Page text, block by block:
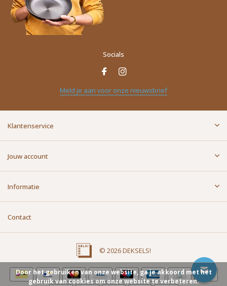
Socials
Meld je aan voor onze nieuwsbrief
Klantenservice
Jouw account
Informatie
Contact
© 2026 DEKSELS!
Door het gebruiken van onze website, ga je akkoord met het
gebruik van cookies om onze website te verbeteren.